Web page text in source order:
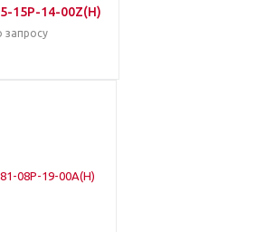
15P-14-00Z(H)
запросу